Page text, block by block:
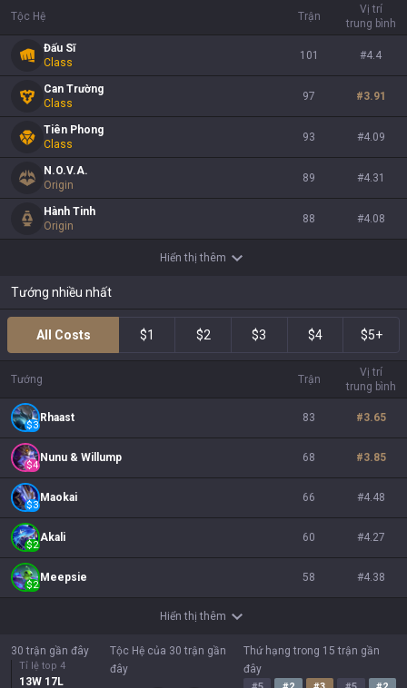
Tộc Hệ Trận
Vị trí
trung bình
Đấu Sĩ
Class
101 #4.4
Can Trường
Class
97 #3.91
Tiên Phong
Class
93 #4.09
N.O.V.A.
Origin
89 #4.31
Hành Tinh
Origin
88 #4.08
Hiển thị thêm
Tướng nhiều nhất
All Costs $1 $2 $3 $4 $5+
Tướng Trận
Vị trí
trung bình
$3
Rhaast 83 #3.65
$4
Nunu & Willump 68 #3.85
$3
Maokai 66 #4.48
$2
Akali 60 #4.27
$2
Meepsie 58 #4.38
Hiển thị thêm
30 trận gần đây
Tỉ lệ top 4
13W 17L
Tộc Hệ của 30 trận gần
đây
Thứ hạng trong 15 trận gần
đây